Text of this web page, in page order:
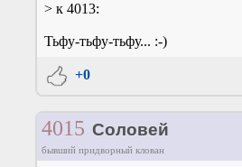
> к 4013:
Тьфу-тьфу-тьфу... :-)
+0
4015 Соловей
бывший придворный клован